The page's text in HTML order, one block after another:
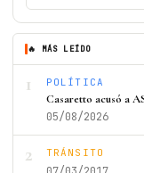
🔥 MÁS LEÍDO
1 POLÍTICA
Casaretto acusó a
05/08/2026
2 TRÁNSITO